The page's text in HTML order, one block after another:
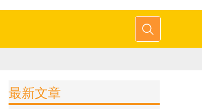
最新文章